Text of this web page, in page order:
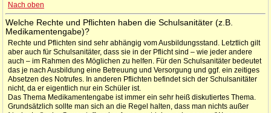
Nach oben
Welche Rechte und Pflichten haben die Schulsanitäter (z.B.
Medikamentengabe)?
Rechte und Pflichten sind sehr abhängig vom Ausbildungsstand. Letztlich gilt
aber auch für Schulsanitäter, dass sie in der Pflicht sind – wie jeder andere
auch – im Rahmen des Möglichen zu helfen. Für den Schulsanitäter bedeutet
das je nach Ausbildung eine Betreuung und Versorgung und ggf. ein zeitiges
Absetzen des Notrufes. In anderen Pflichten befindet sich der Schulsanitäter
nicht, da er eigentlich nur ein Schüler ist.
Das Thema Medikamentengabe ist immer ein sehr heiß diskutiertes Thema.
Grundsätzlich sollte man sich an die Regel halten, dass man nichts außer